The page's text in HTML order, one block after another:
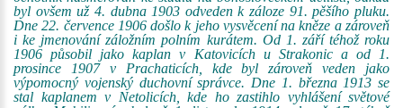
byl ovšem už 4. dubna 1903 odveden k záloze 91. pěšího pluku.
Dne 22. července 1906 došlo k jeho vysvěcení na kněze a zároveň
i ke jmenování záložním polním kurátem. Od 1. září téhož roku
1906 působil jako kaplan v Katovicích u Strakonic a od 1.
prosince 1907 v Prachaticích, kde byl zároveň veden jako
výpomocný vojenský duchovní správce. Dne 1. března 1913 se
stal kaplanem v Netolicích, kde ho zastihlo vyhlášení světové